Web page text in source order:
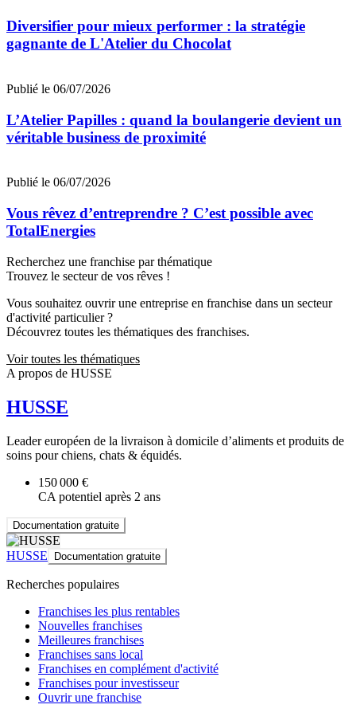
Diversifier pour mieux performer : la stratégie
gagnante de L'Atelier du Chocolat
Publié le 06/07/2026
L’Atelier Papilles : quand la boulangerie devient un
véritable business de proximité
Publié le 06/07/2026
Vous rêvez d’entreprendre ? C’est possible avec
TotalEnergies
Recherchez une franchise par thématique
Trouvez le secteur de vos rêves !
Vous souhaitez ouvrir une entreprise en franchise dans un secteur
d'activité particulier ?
Découvrez toutes les thématiques des franchises.
Voir toutes les thématiques
A propos de HUSSE
HUSSE
Leader européen de la livraison à domicile d’aliments et produits de
soins pour chiens, chats & équidés.
150 000 €
CA potentiel après 2 ans
Documentation gratuite
HUSSE Documentation gratuite
Recherches populaires
Franchises les plus rentables
Nouvelles franchises
Meilleures franchises
Franchises sans local
Franchises en complément d'activité
Franchises pour investisseur
Ouvrir une franchise